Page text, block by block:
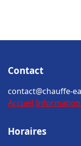
Contact
contact@chauffe-
Accueil
Horaires